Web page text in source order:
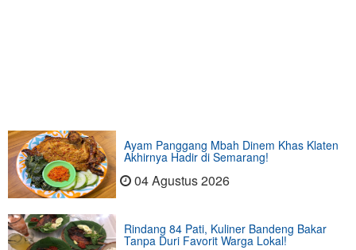
Ayam Panggang Mbah Dinem Khas Klaten
Akhirnya Hadir di Semarang!
04 Agustus 2026
Rindang 84 Pati, Kuliner Bandeng Bakar
Tanpa Duri Favorit Warga Lokal!